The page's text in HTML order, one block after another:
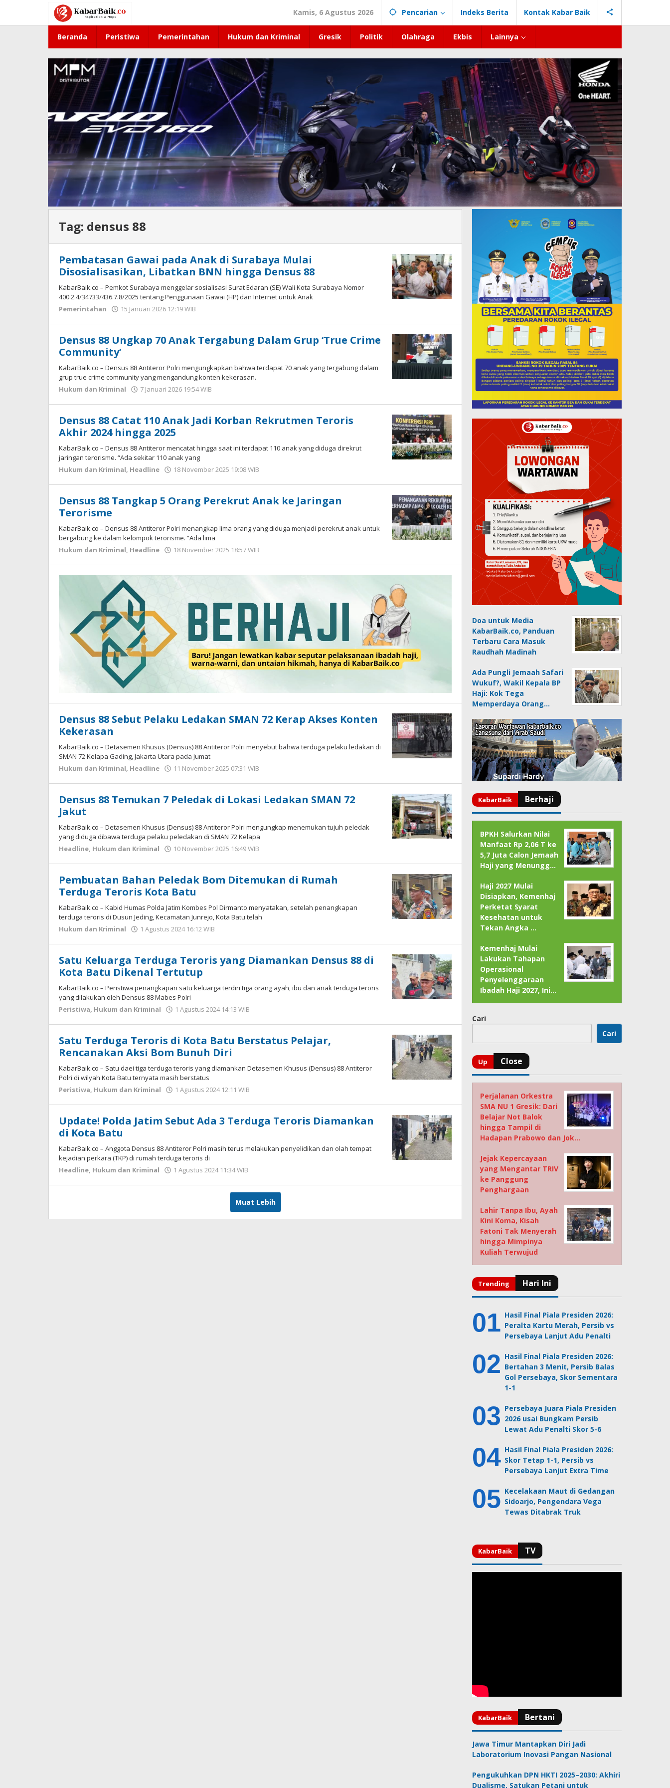
konten
Kamis, 6 Agustus 2026 Pencarian Indeks Berita Kontak Kabar Baik
Beranda Peristiwa Pemerintahan Hukum dan Kriminal Gresik Politik Olahraga Ekbis Lainnya
Tag: densus 88
Pembatasan Gawai pada Anak di Surabaya Mulai
Disosialisasikan, Libatkan BNN hingga Densus 88
KabarBaik.co – Pemkot Surabaya menggelar sosialisasi Surat Edaran (SE) Wali Kota Surabaya Nomor
400.2.4/34733/436.7.8/2025 tentang Penggunaan Gawai (HP) dan Internet untuk Anak
Pemerintahan
15 Januari 2026 12:19 WIB
Densus 88 Ungkap 70 Anak Tergabung Dalam Grup ‘True Crime
Community’
KabarBaik.co – Densus 88 Antiteror Polri mengungkapkan bahwa terdapat 70 anak yang tergabung dalam
grup true crime community yang mengandung konten kekerasan.
Hukum dan Kriminal
7 Januari 2026 19:54 WIB
Densus 88 Catat 110 Anak Jadi Korban Rekrutmen Teroris
Akhir 2024 hingga 2025
KabarBaik.co – Densus 88 Antiteror mencatat hingga saat ini terdapat 110 anak yang diduga direkrut
jaringan terorisme. “Ada sekitar 110 anak yang
Hukum dan Kriminal, Headline 18 November 2025 19:08 WIB
Densus 88 Tangkap 5 Orang Perekrut Anak ke Jaringan
Terorisme
KabarBaik.co – Densus 88 Antiteror Polri menangkap lima orang yang diduga menjadi perekrut anak untuk
bergabung ke dalam kelompok terorisme. “Ada lima
Hukum dan Kriminal, Headline 18 November 2025 18:57 WIB
Densus 88 Sebut Pelaku Ledakan SMAN 72 Kerap Akses Konten
Kekerasan
KabarBaik.co – Detasemen Khusus (Densus) 88 Antiteror Polri menyebut bahwa terduga pelaku ledakan di
SMAN 72 Kelapa Gading, Jakarta Utara pada Jumat
Hukum dan Kriminal, Headline 11 November 2025 07:31 WIB
Densus 88 Temukan 7 Peledak di Lokasi Ledakan SMAN 72
Jakut
KabarBaik.co – Detasemen Khusus (Densus) 88 Antiteror Polri mengungkap menemukan tujuh peledak
yang diduga dibawa terduga pelaku peledakan di SMAN 72 Kelapa
Headline, Hukum dan Kriminal 10 November 2025 16:49 WIB
Pembuatan Bahan Peledak Bom Ditemukan di Rumah
Terduga Teroris Kota Batu
KabarBaik.co – Kabid Humas Polda Jatim Kombes Pol Dirmanto menyatakan, setelah penangkapan
terduga teroris di Dusun Jeding, Kecamatan Junrejo, Kota Batu telah
Hukum dan Kriminal
1 Agustus 2024 16:12 WIB
Satu Keluarga Terduga Teroris yang Diamankan Densus 88 di
Kota Batu Dikenal Tertutup
KabarBaik.co – Peristiwa penangkapan satu keluarga terdiri tiga orang ayah, ibu dan anak terduga teroris
yang dilakukan oleh Densus 88 Mabes Polri
Peristiwa, Hukum dan Kriminal 1 Agustus 2024 14:13 WIB
Satu Terduga Teroris di Kota Batu Berstatus Pelajar,
Rencanakan Aksi Bom Bunuh Diri
KabarBaik.co – Satu daei tiga terduga teroris yang diamankan Detasemen Khusus (Densus) 88 Antiteror
Polri di wilyah Kota Batu ternyata masih berstatus
Peristiwa, Hukum dan Kriminal 1 Agustus 2024 12:11 WIB
Update! Polda Jatim Sebut Ada 3 Terduga Teroris Diamankan
di Kota Batu
KabarBaik.co – Anggota Densus 88 Antiteror Polri masih terus melakukan penyelidikan dan olah tempat
kejadian perkara (TKP) di rumah terduga teroris di
Headline, Hukum dan Kriminal 1 Agustus 2024 11:34 WIB
Muat Lebih
Doa untuk Media
KabarBaik.co, Panduan
Terbaru Cara Masuk
Raudhah Madinah
Ada Pungli Jemaah Safari
Wukuf?, Wakil Kepala BP
Haji: Kok Tega
Memperdaya Orang…
BPKH Salurkan Nilai
Manfaat Rp 2,06 T ke
5,7 Juta Calon Jemaah
Haji yang Menungg…
Haji 2027 Mulai
Disiapkan, Kemenhaj
Perketat Syarat
Kesehatan untuk
Tekan Angka …
Kemenhaj Mulai
Lakukan Tahapan
Operasional
Penyelenggaraan
Ibadah Haji 2027, Ini…
Cari
Cari
Perjalanan Orkestra
SMA NU 1 Gresik: Dari
Belajar Not Balok
hingga Tampil di
Hadapan Prabowo dan Jok…
Jejak Kepercayaan
yang Mengantar TRIV
ke Panggung
Penghargaan
Lahir Tanpa Ibu, Ayah
Kini Koma, Kisah
Fatoni Tak Menyerah
hingga Mimpinya
Kuliah Terwujud
Hasil Final Piala Presiden 2026:
Peralta Kartu Merah, Persib vs
Persebaya Lanjut Adu Penalti
Hasil Final Piala Presiden 2026:
Bertahan 3 Menit, Persib Balas
Gol Persebaya, Skor Sementara
1-1
Persebaya Juara Piala Presiden
2026 usai Bungkam Persib
Lewat Adu Penalti Skor 5-6
Hasil Final Piala Presiden 2026:
Skor Tetap 1-1, Persib vs
Persebaya Lanjut Extra Time
Kecelakaan Maut di Gedangan
Sidoarjo, Pengendara Vega
Tewas Ditabrak Truk
Jawa Timur Mantapkan Diri Jadi
Laboratorium Inovasi Pangan Nasional
Pengukuhkan DPN HKTI 2025–2030: Akhiri
Dualisme, Satukan Petani untuk